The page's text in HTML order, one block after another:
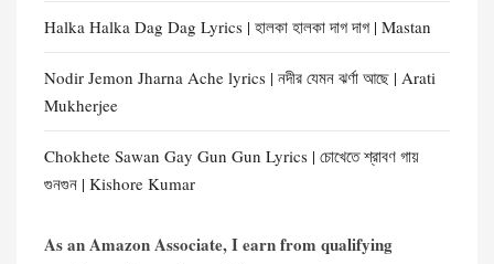
Halka Halka Dag Dag Lyrics | হালকা হালকা দাগ দাগ | Mastan
Nodir Jemon Jharna Ache lyrics | নদীর যেমন ঝর্ণা আছে | Arati
Mukherjee
Chokhete Sawan Gay Gun Gun Lyrics | চোখেতে শ্রাবণ গায়
গুনগুন | Kishore Kumar
As an Amazon Associate, I earn from qualifying